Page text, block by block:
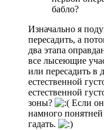
бабло?
Изначально я
пересадить, а
два этапа
все лысеющие
или пересадить в
естественной
естественной
зоны?
Если
намного
гадать.